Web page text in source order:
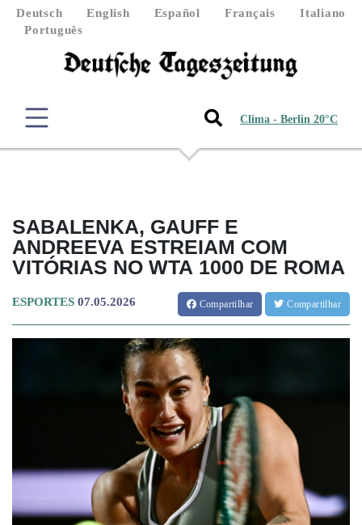
Deutsch English Español Français
Italiano
Português
Clima - Berlin 20°C
SABALENKA, GAUFF E
ANDREEVA ESTREIAM COM
VITÓRIAS NO WTA 1000 DE ROMA
ESPORTES 07.05.2026 Compartilhar Compartilhar